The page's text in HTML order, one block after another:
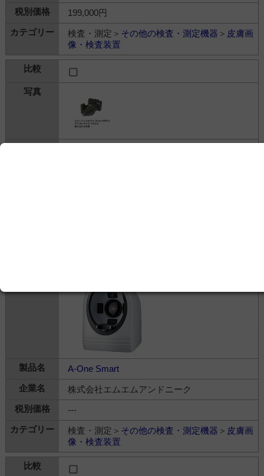
199,000円
検査・測定＞ その他の検査・測定機器 ＞ 皮膚画
像・検査装置
A-One Smart
株式会社エムエムアンドニーク
---
検査・測定＞ その他の検査・測定機器 ＞ 皮膚画
像・検査装置